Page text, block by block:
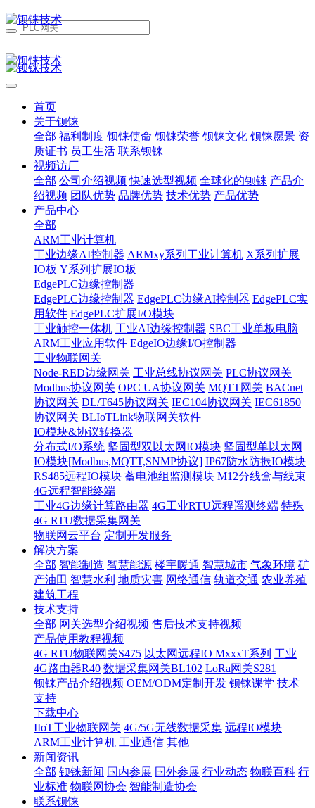
首页
关于钡铼
全部 福利制度 钡铼使命 钡铼荣誉 钡铼文化 钡铼愿景 资
质证书 员工生活 联系钡铼
视频访厂
全部 公司介绍视频 快速选型视频 全球化的钡铼 产品介
绍视频 团队优势 品牌优势 技术优势 产品优势
产品中心
全部
ARM工业计算机
工业边缘AI控制器 ARMxy系列工业计算机 X系列扩展
IO板 Y系列扩展IO板
EdgePLC边缘控制器
EdgePLC边缘控制器 EdgePLC边缘AI控制器 EdgePLC实
用软件 EdgePLC扩展I/O模块
工业触控一体机 工业AI边缘控制器 SBC工业单板电脑
ARM工业应用软件 EdgeIO边缘I/O控制器
工业物联网关
Node-RED边缘网关 工业总线协议网关 PLC协议网关
Modbus协议网关 OPC UA协议网关 MQTT网关 BACnet
协议网关 DL/T645协议网关 IEC104协议网关 IEC61850
协议网关 BLIoTLink物联网关软件
IO模块&协议转换器
分布式I/O系统 坚固型双以太网IO模块 坚固型单以太网
IO模块[Modbus,MQTT,SNMP协议] IP67防水防振IO模块
RS485远程IO模块 蓄电池组监测模块 M12分线盒与线束
4G远程智能终端
工业4G边缘计算路由器 4G工业RTU远程遥测终端 特殊
4G RTU数据采集网关
物联网云平台 定制开发服务
解决方案
全部 智能制造 智慧能源 楼宇暖通 智慧城市 气象环境 矿
产油田 智慧水利 地质灾害 网络通信 轨道交通 农业养殖
建筑工程
技术支持
全部 网关选型介绍视频 售后技术支持视频
产品使用教程视频
4G RTU物联网关S475 以太网远程IO MxxxT系列 工业
4G路由器R40 数据采集网关BL102 LoRa网关S281
钡铼产品介绍视频 OEM/ODM定制开发 钡铼课堂 技术
支持
下载中心
IIoT工业物联网关 4G/5G无线数据采集 远程IO模块
ARM工业计算机 工业通信 其他
新闻资讯
全部 钡铼新闻 国内参展 国外参展 行业动态 物联百科 行
业标准 物联网协会 智能制造协会
联系钡铼